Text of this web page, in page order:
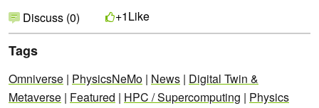
Discuss (0) +1Like
Tags
Omniverse | PhysicsNeMo | News | Digital Twin &
Metaverse | Featured | HPC / Supercomputing | Physics